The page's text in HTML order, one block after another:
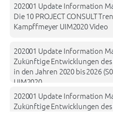
202001 Update Information
Die 10 PROJECT CONSULT
Kampffmeyer UIM2020 Video
202001 Update Information
Zukünftige Entwicklungen
in den Jahren 2020 bis 2026
UIM2020
202001 Update Information
Zukünftige Entwicklungen